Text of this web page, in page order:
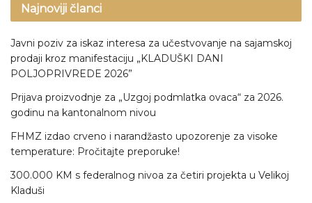
Najnoviji članci
Javni poziv za iskaz interesa za učestvovanje na sajamskoj
prodaji kroz manifestaciju „KLADUŠKI DANI
POLJOPRIVREDE 2026”
Prijava proizvodnje za „Uzgoj podmlatka ovaca“ za 2026.
godinu na kantonalnom nivou
FHMZ izdao crveno i narandžasto upozorenje za visoke
temperature: Pročitajte preporuke!
300.000 KM s federalnog nivoa za četiri projekta u Velikoj
Kladuši